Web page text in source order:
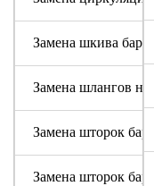
Замена шкива
Замена шлангов
Замена шторок
Замена шторок